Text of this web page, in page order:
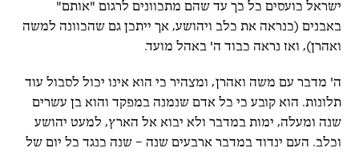
ישראל כועסים כל כך עד שהם מתכוונים לרגום "אותם"
באבנים (כנראה את כלב ויהושע, אך ייתכן גם שהכוונה למשה
ואהרן), ואז נראה כבוד ה' באהל מועד.
ה' מדבר עם משה ואהרן, ומצהיר כי הוא אינו יכול לסבול עוד
תלונות. הוא קובע כי כל אדם שנמנה במפקד והוא בן עשרים
שנה ומעלה, ימות במדבר ולא יבוא אל הארץ, למעט יהושע
וכלב. העם ינדוד במדבר ארבעים שנה – שנה כנגד כל יום של